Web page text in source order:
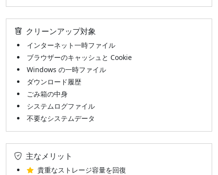
クリーンアップ対象
インターネット一時ファイル
ブラウザーのキャッシュと Cookie
Windows の一時ファイル
ダウンロード履歴
ごみ箱の中身
システムログファイル
不要なシステムデータ
主なメリット
貴重なストレージ容量を回復